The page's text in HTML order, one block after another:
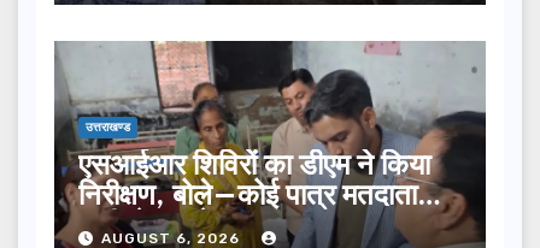
उत्तराखण्ड
एसआईआर शिविरों का डीएम ने किया
निरीक्षण, बोले—कोई पात्र मतदाता
सूची से न छूटे…
AUGUST 6, 2026